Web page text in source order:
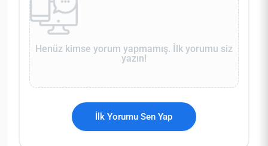
Henüz kimse yorum yapmamış. İlk yorumu siz
yazın!
İlk Yorumu Sen Yap